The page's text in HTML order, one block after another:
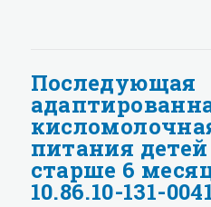
Последующая
питания детей
старше 6
10.86.10-131-